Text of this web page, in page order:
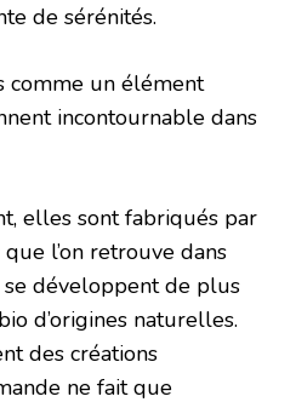
de sérénités.
comme un élément
incontournable dans
elles sont fabriqués par
l’on retrouve dans
se développent de plus
d’origines naturelles.
des créations
ne fait que